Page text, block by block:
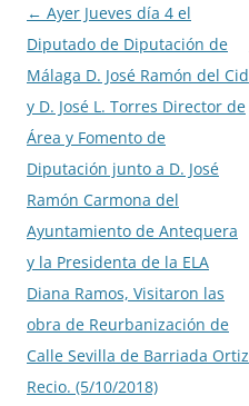
Navegación
de
entradas
← Ayer Jueves día 4 el
Diputado de Diputación de
Málaga D. José Ramón del Cid
y D. José L. Torres Director de
Área y Fomento de
Diputación junto a D. José
Ramón Carmona del
Ayuntamiento de Antequera
y la Presidenta de la ELA
Diana Ramos, Visitaron las
obra de Reurbanización de
Calle Sevilla de Barriada Ortiz
Recio. (5/10/2018)